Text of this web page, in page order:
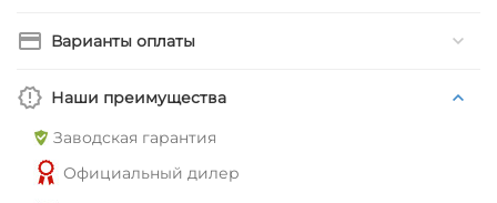
Варианты оплаты
Наши преимущества
Заводская гарантия
Официальный дилер